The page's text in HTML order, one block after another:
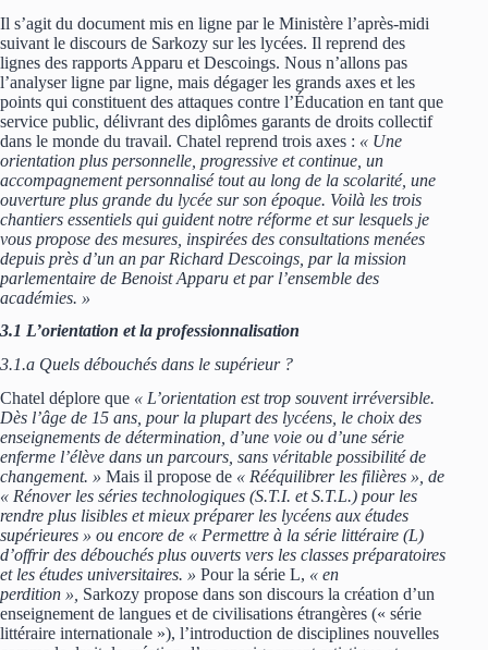
Il s’agit du document mis en ligne par le Ministère l’après-midi
suivant le discours de Sarkozy sur les lycées. Il reprend des
lignes des rapports Apparu et Descoings. Nous n’allons pas
l’analyser ligne par ligne, mais dégager les grands axes et les
points qui constituent des attaques contre l’Éducation en tant que
service public, délivrant des diplômes garants de droits collectif
dans le monde du travail. Chatel reprend trois axes : « Une
orientation plus personnelle, progressive et continue, un
accompagnement personnalisé tout au long de la scolarité, une
ouverture plus grande du lycée sur son époque. Voilà les trois
chantiers essentiels qui guident notre réforme et sur lesquels je
vous propose des mesures, inspirées des consultations menées
depuis près d’un an par Richard Descoings, par la mission
parlementaire de Benoist Apparu et par l’ensemble des
académies. »
3.1 L’orientation et la professionnalisation
3.1.a Quels débouchés dans le supérieur ?
Chatel déplore que « L’orientation est trop souvent irréversible.
Dès l’âge de 15 ans, pour la plupart des lycéens, le choix des
enseignements de détermination, d’une voie ou d’une série
enferme l’élève dans un parcours, sans véritable possibilité de
changement. » Mais il propose de « Rééquilibrer les filières », de
« Rénover les séries technologiques (S.T.I. et S.T.L.) pour les
rendre plus lisibles et mieux préparer les lycéens aux études
supérieures » ou encore de « Permettre à la série littéraire (L)
d’offrir des débouchés plus ouverts vers les classes préparatoires
et les études universitaires. » Pour la série L, « en
perdition », Sarkozy propose dans son discours la création d’un
enseignement de langues et de civilisations étrangères (« série
littéraire internationale »), l’introduction de disciplines nouvelles